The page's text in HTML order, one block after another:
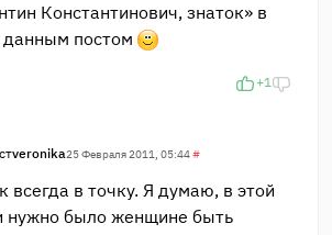
Константинович, знаток» в
данным постом
+1
veronika25 Февраля 2011, 05:44#
всегда в точку. Я думаю, в этой
нужно было женщине быть